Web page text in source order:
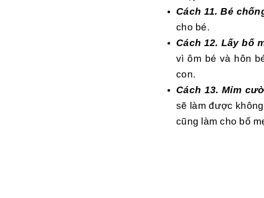
Cách 11. Bé
cho bé.
Cách 12. Lấy bố
vì ôm bé và hôn
con.
Cách 13. Mỉm
sẽ làm được
cũng làm cho bố